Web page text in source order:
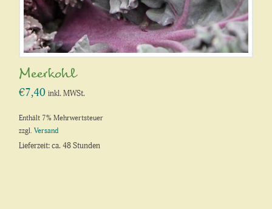
Meerkohl
€7,40 inkl. MWSt.
Enthält 7% Mehrwertsteuer
zzgl.Versand
Lieferzeit: ca. 48 Stunden